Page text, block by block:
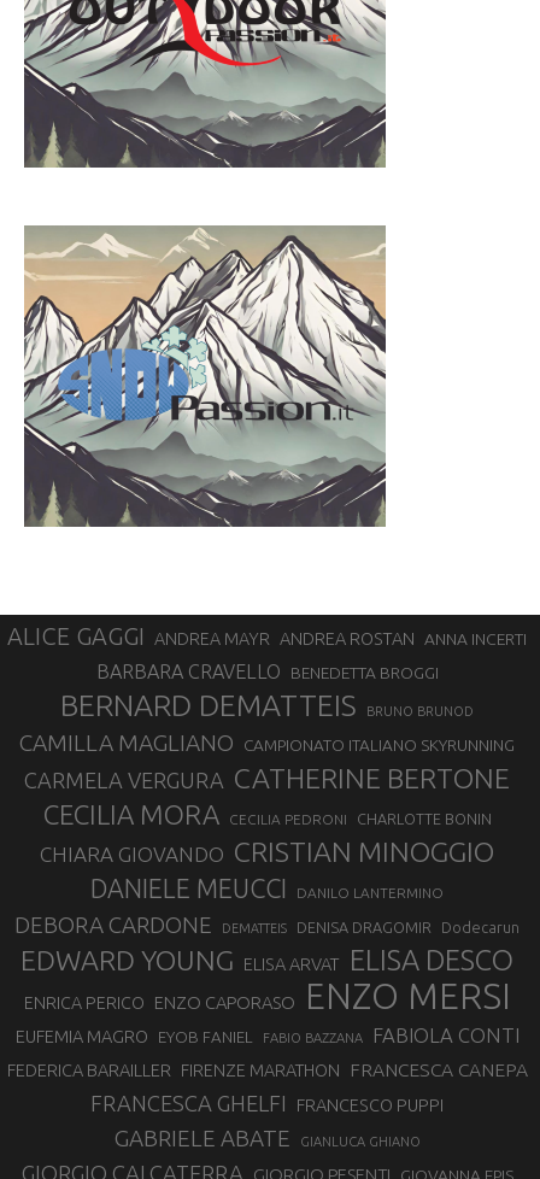
ALICE GAGGI ANDREA MAYR ANDREA ROSTAN ANNA INCERTI
BARBARA CRAVELLO BENEDETTA BROGGI
BERNARD DEMATTEIS BRUNO BRUNOD
CAMILLA MAGLIANO CAMPIONATO ITALIANO SKYRUNNING
CARMELA VERGURA CATHERINE BERTONE
CECILIA MORA CECILIA PEDRONI CHARLOTTE BONIN
CHIARA GIOVANDO CRISTIAN MINOGGIO
DANIELE MEUCCI DANILO LANTERMINO
DEBORA CARDONE DEMATTEIS DENISA DRAGOMIR Dodecarun
EDWARD YOUNG ELISA ARVAT ELISA DESCO
ENRICA PERICO ENZO CAPORASO ENZO MERSI
EUFEMIA MAGRO EYOB FANIEL FABIO BAZZANA FABIOLA CONTI
FEDERICA BARAILLER FIRENZE MARATHON FRANCESCA CANEPA
FRANCESCA GHELFI FRANCESCO PUPPI
GABRIELE ABATE GIANLUCA GHIANO
GIORGIO CALCATERRA GIORGIO PESENTI